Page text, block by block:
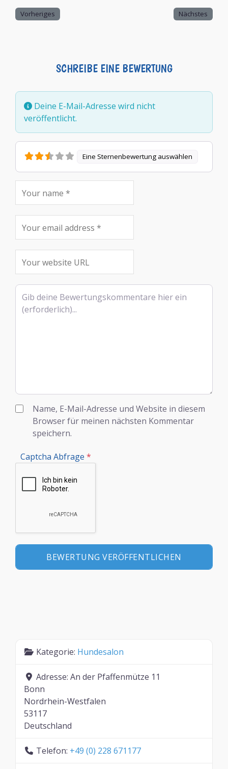
Vorheriges Nächstes
SCHREIBE EINE BEWERTUNG
Deine E-Mail-Adresse wird nicht
veröffentlicht.
Eine Sternenbewertung auswählen
Rezensionstext
Name, E-Mail-Adresse und Website in diesem
Browser für meinen nächsten Kommentar
speichern.
Captcha Abfrage *
Kategorie: Hundesalon
Adresse: An der Pfaffenmütze 11
Bonn
Nordrhein-Westfalen
53117
Deutschland
Telefon: +49 (0) 228 671177